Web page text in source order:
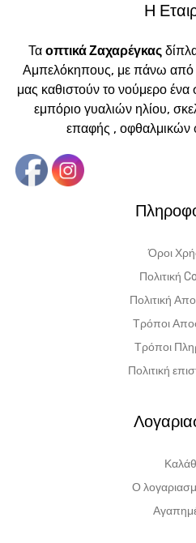
Η
Τα οπτικά Ζαχαρέγκας
Αμπελόκηπους, με πάνω από
μας καθιστούν το νούμερο ένα
εμπόριο γυαλιών ηλίου,
επαφής , οφθαλμικών
Όροι
Πολιτική
Πολιτική
Τρόποι
Τρόποι
Πολιτική
Ο